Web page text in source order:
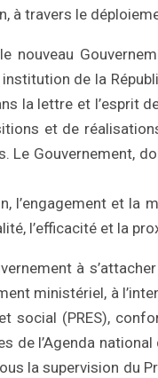
à travers le
nouveau
de la
la lettre et l’esprit
et de
Le Gouvernement,
l’engagement et la
l’efficacité et la
à
ministériel, à
social (PRES),
de l’Agenda
la supervision du